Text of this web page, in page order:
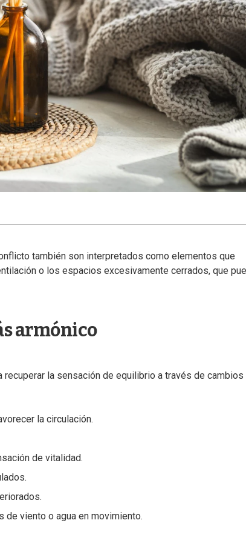
también son interpretados como elementos que
o los espacios excesivamente cerrados, que
armónico
recuperar la sensación de equilibrio a través de cambios
la circulación.
de vitalidad.
de viento o agua en movimiento.